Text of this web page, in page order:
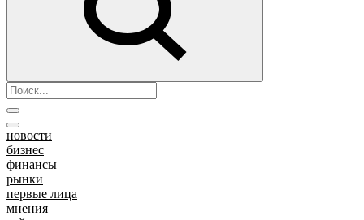
новости
бизнес
финансы
рынки
первые лица
мнения